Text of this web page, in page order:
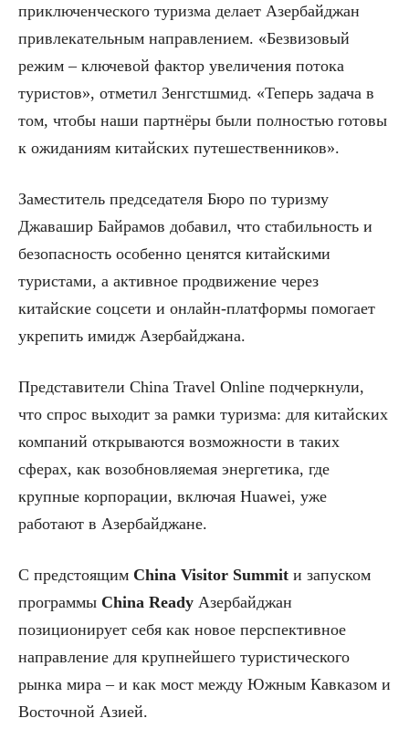
приключенческого туризма делает Азербайджан
привлекательным направлением. «Безвизовый
режим – ключевой фактор увеличения потока
туристов», отметил Зенгстшмид. «Теперь задача в
том, чтобы наши партнёры были полностью готовы
к ожиданиям китайских путешественников».
Заместитель председателя Бюро по туризму
Джавашир Байрамов добавил, что стабильность и
безопасность особенно ценятся китайскими
туристами, а активное продвижение через
китайские соцсети и онлайн-платформы помогает
укрепить имидж Азербайджана.
Представители China Travel Online подчеркнули,
что спрос выходит за рамки туризма: для китайских
компаний открываются возможности в таких
сферах, как возобновляемая энергетика, где
крупные корпорации, включая Huawei, уже
работают в Азербайджане.
С предстоящим China Visitor Summit и запуском
программы China Ready Азербайджан
позиционирует себя как новое перспективное
направление для крупнейшего туристического
рынка мира – и как мост между Южным Кавказом и
Восточной Азией.